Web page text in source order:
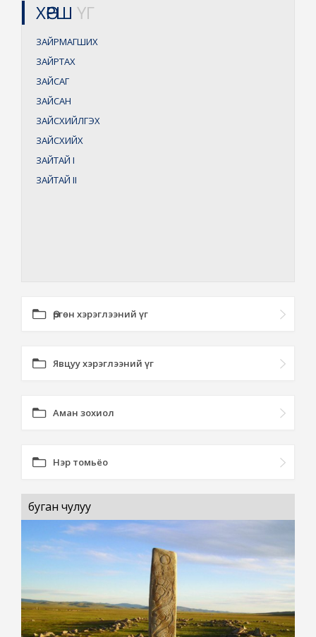
ХӨРШ ҮГ
ЗАЙРМАГШИХ
ЗАЙРТАХ
ЗАЙСАГ
ЗАЙСАН
ЗАЙСХИЙЛГЭХ
ЗАЙСХИЙХ
ЗАЙТАЙ I
ЗАЙТАЙ II
Өргөн хэрэглээний үг
Явцуу хэрэглээний үг
Аман зохиол
Нэр томьёо
буган чулуу